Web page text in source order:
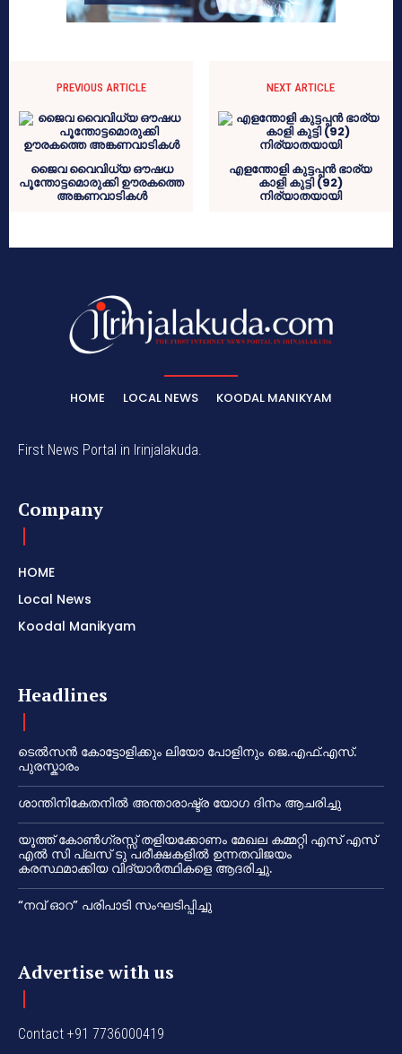
PREVIOUS ARTICLE
ജൈവ വൈവിധ്യ ഔഷധ
പൂന്തോട്ടമൊരുക്കി ഊരകത്തെ
അങ്കണവാടികൾ
NEXT ARTICLE
എളന്തോളി കുട്ടപ്പൻ ഭാര്യ
കാളി കുട്ടി (92)
നിര്യാതയായി
HOME LOCAL NEWS KOODAL MANIKYAM
First News Portal in Irinjalakuda.
Company
HOME
Local News
Koodal Manikyam
Headlines
ടെൽസൻ കോട്ടോളിക്കും ലിയോ പോളിനും ജെ.എഫ്.എസ്.
പുരസ്കാരം
ശാന്തിനികേതനിൽ അന്താരാഷ്ട്ര യോഗ ദിനം ആചരിച്ചു
യൂത്ത് കോൺഗ്രസ്സ് തളിയക്കോണം മേഖല കമ്മറ്റി എസ് എസ്
എൽ സി പ്ലസ് ടു പരീക്ഷകളിൽ ഉന്നതവിജയം
കരസ്ഥമാക്കിയ വിദ്യാർത്ഥികളെ ആദരിച്ചു.
“നവ് ഓറ” പരിപാടി സംഘടിപ്പിച്ചു
Advertise with us
Contact +91 7736000419